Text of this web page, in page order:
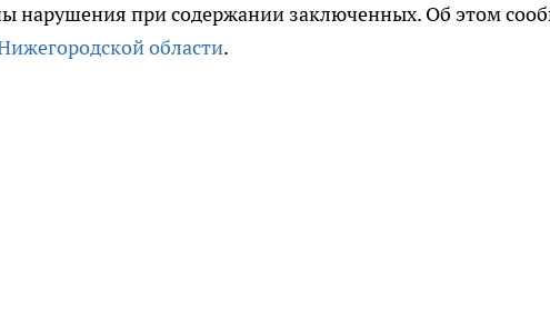
нарушения при содержании заключенных. Об этом
области.